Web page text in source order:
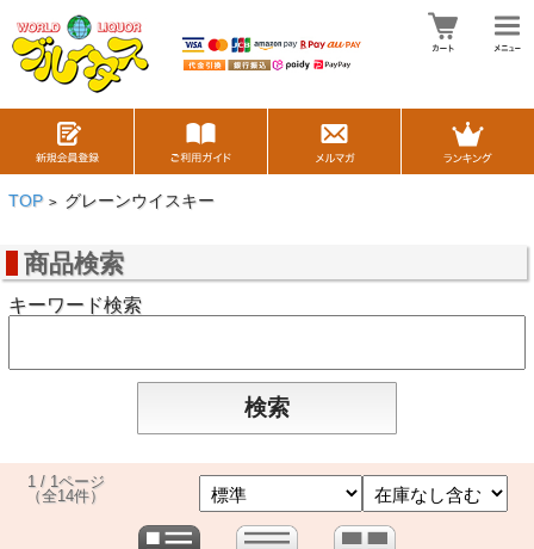
TOP > グレーンウイスキー
商品検索
キーワード検索
1 / 1ページ
（全14件）